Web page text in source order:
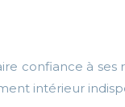
confiance à ses
intérieur